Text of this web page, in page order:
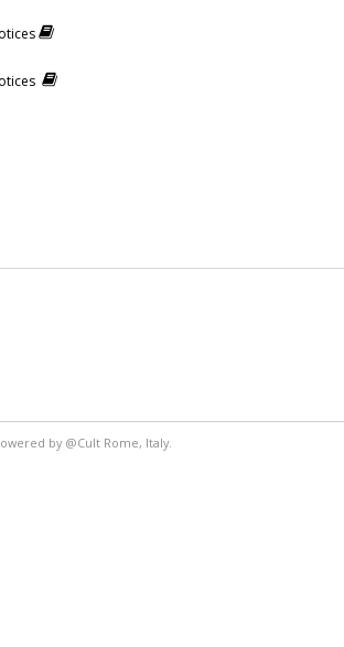
by @Cult Rome, Italy.